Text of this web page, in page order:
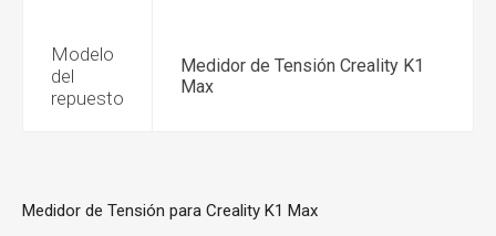
Modelo
del
repuesto
Medidor de Tensión Creality K1
Max
Medidor de Tensión para Creality K1 Max